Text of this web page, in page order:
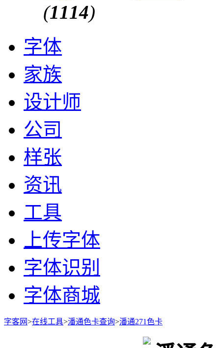
(1114)
字体
家族
设计师
公司
样张
资讯
工具
上传字体
字体识别
字体商城
字客网>在线工具>潘通色卡查询>潘通271色卡